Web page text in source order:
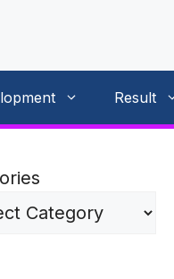
Result